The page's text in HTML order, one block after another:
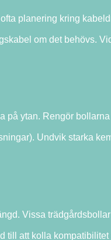
planering kring
om det behövs.
på ytan. Rengör
Undvik starka
Vissa
att kolla kompatibilitet